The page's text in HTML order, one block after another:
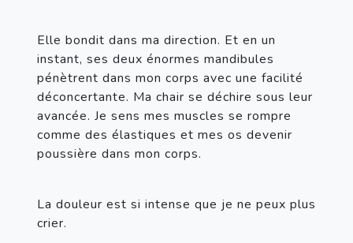
Elle bondit dans ma direction. Et en un
instant, ses deux énormes mandibules
pénètrent dans mon corps avec une facilité
déconcertante. Ma chair se déchire sous leur
avancée. Je sens mes muscles se rompre
comme des élastiques et mes os devenir
poussière dans mon corps.
La douleur est si intense que je ne peux plus
crier.